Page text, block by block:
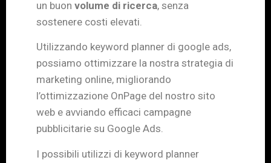
un buon volume di ricerca, senza
sostenere costi elevati.
Utilizzando keyword planner di google ads,
possiamo ottimizzare la nostra strategia di
marketing online, migliorando
l’ottimizzazione OnPage del nostro sito
web e avviando efficaci campagne
pubblicitarie su Google Ads.
I possibili utilizzi di keyword planner